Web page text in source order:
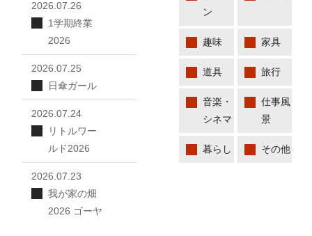
ン
趣味 家具
道具 旅行
音楽・
シネマ
仕事風
景
暮らし その他
2026.07.26
1学期終業
2026
2026.07.25
日傘ガール
2026.07.24
リトルワー
ルド2026
2026.07.23
我が家の畑
2026 ゴーヤ